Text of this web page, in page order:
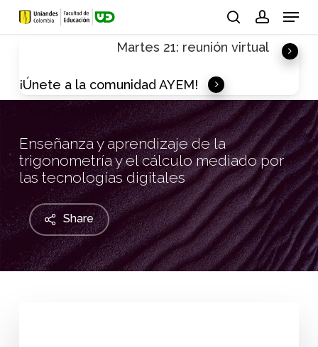
Skip
Menu
Martes 21: reunión virtual
¡Únete a la comunidad AYEM!
Enseñanza y aprendizaje de la
trigonometría y el cálculo mediado por
las tecnologías digitales
Share